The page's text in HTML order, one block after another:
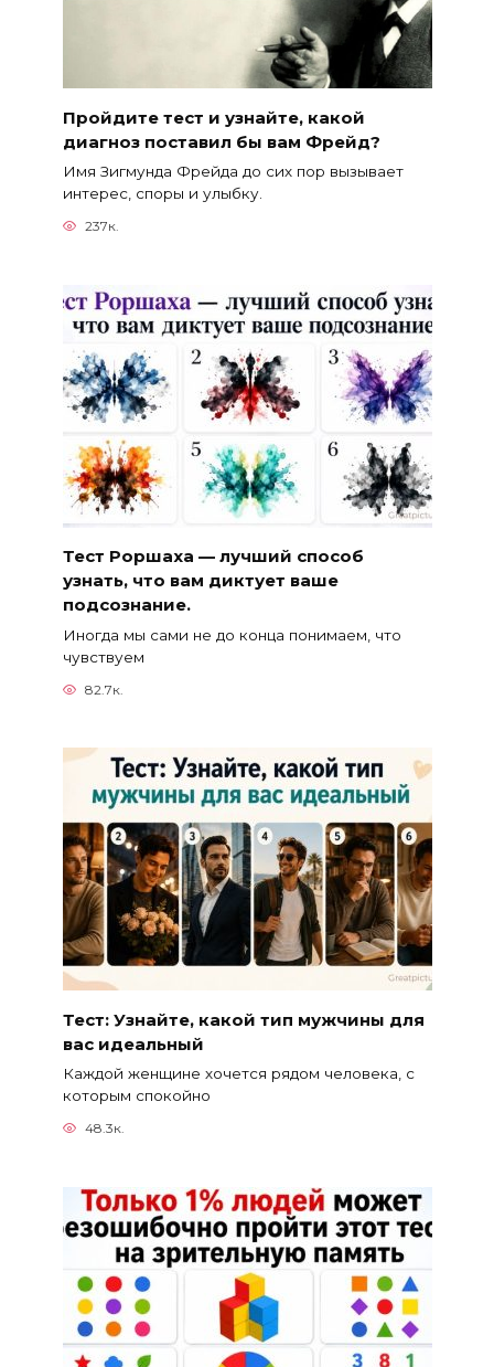
Пройдите тест и узнайте, какой
диагноз поставил бы вам Фрейд?
Имя Зигмунда Фрейда до сих пор вызывает
интерес, споры и улыбку.
237к.
Тест Роршаха — лучший способ
узнать, что вам диктует ваше
подсознание.
Иногда мы сами не до конца понимаем, что
чувствуем
82.7к.
Тест: Узнайте, какой тип мужчины для
вас идеальный
Каждой женщине хочется рядом человека, с
которым спокойно
48.3к.